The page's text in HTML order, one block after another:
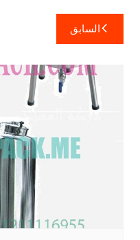
تصفّح
المقالات
السابق